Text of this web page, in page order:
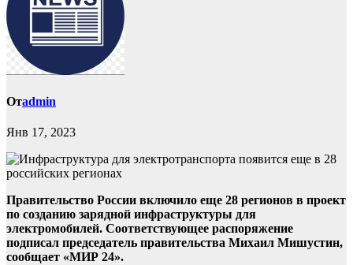
Отadmin
Янв 17, 2023
Правительство России включило еще 28 регионов в проект
по созданию зарядной инфраструктуры для
электромобилей. Соответствующее распоряжение
подписал председатель правительства Михаил Мишустин,
сообщает «МИР 24».